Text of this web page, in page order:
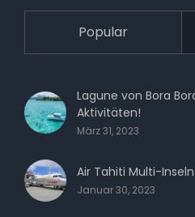
Popular
Lagune von Bora
Aktivitäten!
März 31, 2023
Air Tahiti Multi-
Januar 30, 2023